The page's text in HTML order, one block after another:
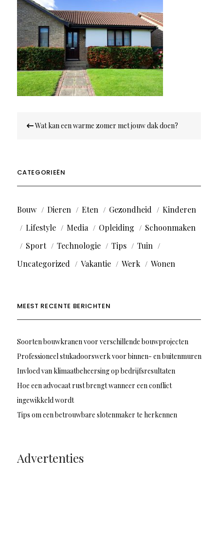
navigatie
Wat kan een warme zomer met jouw dak doen?
CATEGORIEËN
Bouw Dieren Eten Gezondheid
Kinderen
Lifestyle
Media Opleiding
Schoonmaken
Sport
Technologie Tips
Tuin
Uncategorized
Vakantie Werk Wonen
MEEST RECENTE BERICHTEN
Soorten bouwkranen voor verschillende bouwprojecten
Professioneel stukadoorswerk voor binnen- en buitenmuren
Invloed van klimaatbeheersing op bedrijfsresultaten
Hoe een advocaat rust brengt wanneer een conflict
ingewikkeld wordt
Tips om een betrouwbare slotenmaker te herkennen
Advertenties